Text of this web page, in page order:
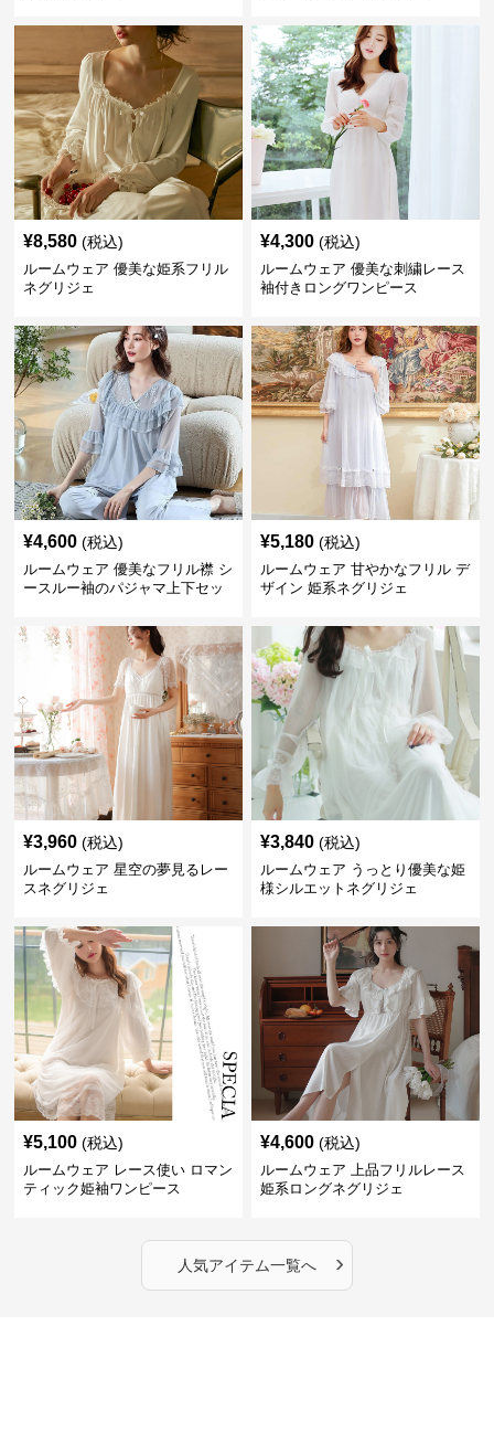
¥8,580 (税込)
ルームウェア 優美な姫系フリル
ネグリジェ
¥4,300 (税込)
ルームウェア 優美な刺繍レース
袖付きロングワンピース
¥4,600 (税込)
ルームウェア 優美なフリル襟 シ
ースルー袖のパジャマ上下セッ
¥5,180 (税込)
ルームウェア 甘やかなフリル デ
ザイン 姫系ネグリジェ
¥3,960 (税込)
ルームウェア 星空の夢見るレー
スネグリジェ
¥3,840 (税込)
ルームウェア うっとり優美な姫
様シルエットネグリジェ
¥5,100 (税込)
ルームウェア レース使い ロマン
ティック姫袖ワンピース
¥4,600 (税込)
ルームウェア 上品フリルレース
姫系ロングネグリジェ
人気アイテム一覧へ ›